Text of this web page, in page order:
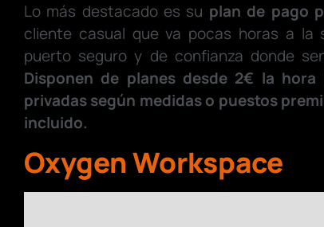
Lo más destacado es su plan de pago
cliente casual que va pocas horas a la
puerto seguro y de confianza donde
Disponen de planes desde 2€ la
privadas según medidas o puestos
incluido.
Oxygen Workspace